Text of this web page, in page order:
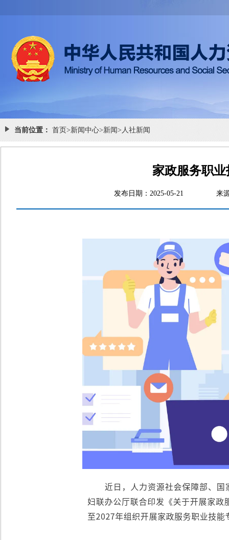
当前位置： 首页>新闻中心>新闻> 人社新闻
家政服务职
发布日期：2025-05-21 来